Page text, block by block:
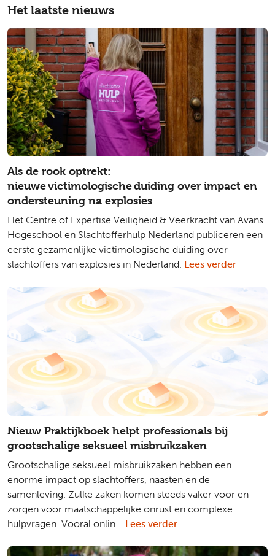
Het laatste nieuws
Als de rook optrekt:
nieuwe victimologische duiding over impact en
ondersteuning na explosies
Het Centre of Expertise Veiligheid & Veerkracht van Avans
Hogeschool en Slachtofferhulp Nederland publiceren een
eerste gezamenlijke victimologische duiding over
slachtoffers van explosies in Nederland. Lees verder
Nieuw Praktijkboek helpt professionals bij
grootschalige seksueel misbruikzaken
Grootschalige seksueel misbruikzaken hebben een
enorme impact op slachtoffers, naasten en de
samenleving. Zulke zaken komen steeds vaker voor en
zorgen voor maatschappelijke onrust en complexe
hulpvragen. Vooral onlin... Lees verder